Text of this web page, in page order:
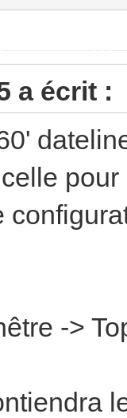
a écrit :
->